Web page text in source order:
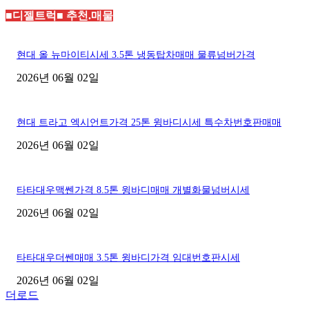
■디젤트럭■ 추천.매물
현대 올 뉴마이티시세 3.5톤 냉동탑차매매 물류넘버가격
2026년 06월 02일
현대 트라고 엑시언트가격 25톤 윙바디시세 특수차번호판매매
2026년 06월 02일
타타대우맥쎈가격 8.5톤 윙바디매매 개별화물넘버시세
2026년 06월 02일
타타대우더쎈매매 3.5톤 윙바디가격 임대번호판시세
2026년 06월 02일
더로드